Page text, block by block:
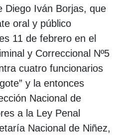
Diego Iván Borjas, que
oral y público
11 de febrero en el
y Correccional Nº5
cuatro funcionarios
y la entonces
Nacional de
a la Ley Penal
Nacional de Niñez,